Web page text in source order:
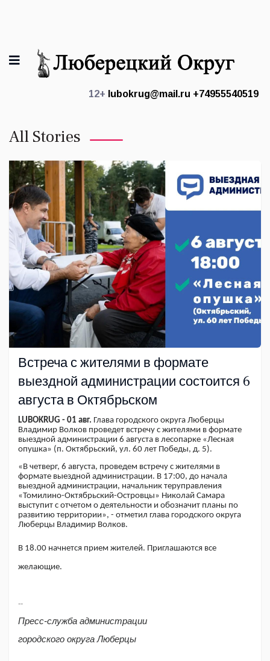
12+ lubokrug@mail.ru +74955540519
All Stories
Встреча с жителями в формате
выездной администрации состоится 6
августа в Октябрьском
LUBOKRUG - 01 авг. Глава городского округа Люберцы
Владимир Волков проведет встречу с жителями в формате
выездной администрации 6 августа в лесопарке «Лесная
опушка» (п. Октябрьский, ул. 60 лет Победы, д. 5).
«В четверг, 6 августа, проведем встречу с жителями в
формате выездной администрации. В 17:00, до начала
выездной администрации, начальник теруправления
«Томилино-Октябрьский-Островцы» Николай Самара
выступит с отчетом о деятельности и обозначит планы по
развитию территории», - отметил глава городского округа
Люберцы Владимир Волков.
В 18.00 начнется прием жителей. Приглашаются все
желающие.
--
Пресс-служба администрации
городского округа Люберцы